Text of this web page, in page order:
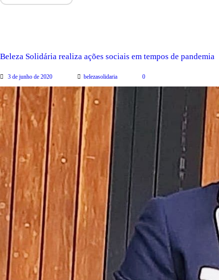
Beleza Solidária realiza ações sociais em tempos de pandemia
3 de junho de 2020 belezasolidaria 0